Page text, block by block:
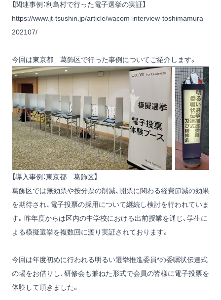
【関連事例：利島村で行った電子選挙の実証】
https://www.jt-tsushin.jp/article/wacom-interview-toshimamura-
202107/
今回は東京都 葛飾区で行った事例についてご紹介します。
【導入事例：東京都 葛飾区】
葛飾区では無効票や按分票の削減、開票に関わる経費節減の効果
を期待され、電子投票の採用について継続し検討を行われていま
す。昨年度からは区内の中学校における出前授業を通じ、学生に
よる模擬選挙を複数回に渡り実証されております。
今回は年度初めに行われる明るい選挙推進委員*の委嘱状伝達式
の場をお借りし、研修会も兼ねた形式で会員の皆様に電子投票を
体験して頂きました。